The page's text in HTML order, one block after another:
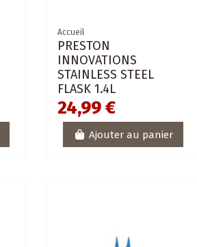
Accueil
PRESTON
INNOVATIONS
STAINLESS STEEL
FLASK 1.4L
24,99 €
Ajouter au panier